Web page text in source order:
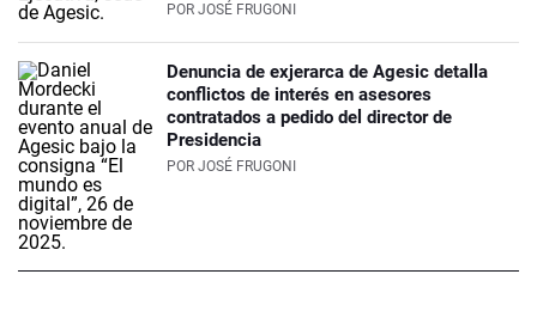
POR JOSÉ FRUGONI
Denuncia de exjerarca de Agesic detalla
conflictos de interés en asesores
contratados a pedido del director de
Presidencia
POR JOSÉ FRUGONI